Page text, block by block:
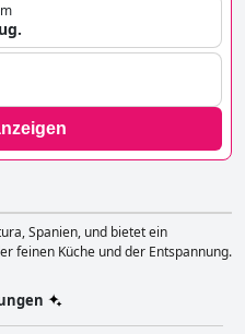
Spanien, und bietet ein
feinen Küche und der Entspannung.